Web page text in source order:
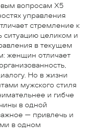
вопросам X5
управления
стремление к
ситуацию целиком и
в текущем
женщин отличает
Но в жизни
мужского стиля
и гибче
в одной
— привлечь и
в одном